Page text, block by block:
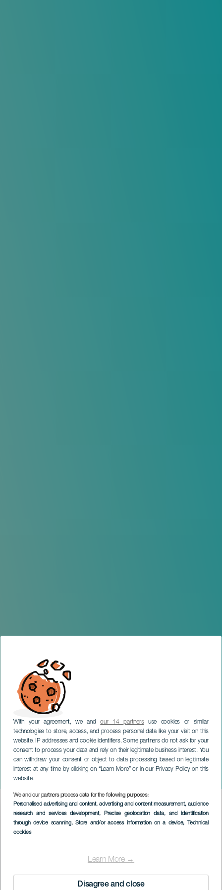
With your agreement, we andour 14 partnersuse cookies or similar
technologies to store, access, and process personal data like your visit on this
website, IP addresses and cookie identifiers. Some partners do not ask for your
consent to process your data and rely on their legitimate business interest. You
can withdraw your consent or object to data processing based on legitimate
interest at any time by clicking on “Learn More” or in our Privacy Policy on this
website.
We and our partners process data for the following purposes:
Personalised advertising and content, advertising and content measurement, audience
research and services development, Precise geolocation data, and identification
through device scanning, Store and/or access information on a device, Technical
cookies
Learn More →
Disagree and close
Km.0 Fiera di Gran
Canaria: Maspalomas
GRAN CANARIA
Imagen
Listado